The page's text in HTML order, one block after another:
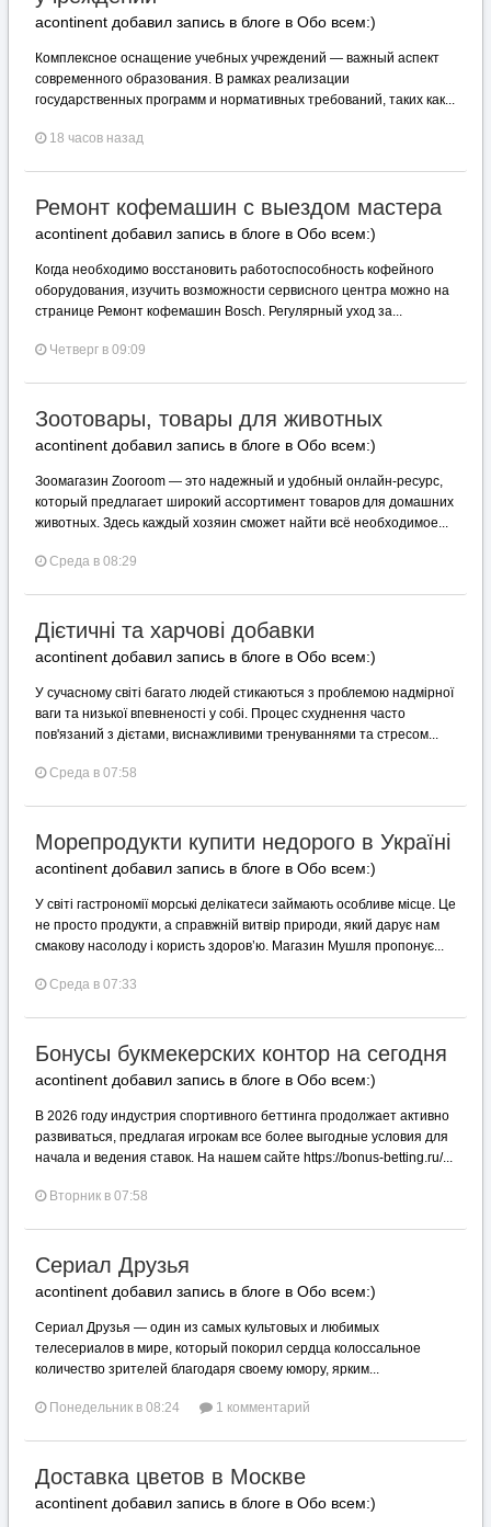
acontinent добавил запись в блоге в Обо всем:)
Комплексное оснащение учебных учреждений — важный аспект
современного образования. В рамках реализации
государственных программ и нормативных требований, таких как...
18 часов назад
Ремонт кофемашин с выездом мастера
acontinent добавил запись в блоге в Обо всем:)
Когда необходимо восстановить работоспособность кофейного
оборудования, изучить возможности сервисного центра можно на
странице Ремонт кофемашин Bosch. Регулярный уход за...
Четверг в 09:09
Зоотовары, товары для животных
acontinent добавил запись в блоге в Обо всем:)
Зоомагазин Zooroom — это надежный и удобный онлайн-ресурс,
который предлагает широкий ассортимент товаров для домашних
животных. Здесь каждый хозяин сможет найти всё необходимое...
Среда в 08:29
Дієтичні та харчові добавки
acontinent добавил запись в блоге в Обо всем:)
У сучасному світі багато людей стикаються з проблемою надмірної
ваги та низької впевненості у собі. Процес схуднення часто
пов'язаний з дієтами, виснажливими тренуваннями та стресом...
Среда в 07:58
Морепродукти купити недорого в Україні
acontinent добавил запись в блоге в Обо всем:)
У світі гастрономії морські делікатеси займають особливе місце. Це
не просто продукти, а справжній витвір природи, який дарує нам
смакову насолоду і користь здоров’ю. Магазин Мушля пропонує...
Среда в 07:33
Бонусы букмекерских контор на сегодня
acontinent добавил запись в блоге в Обо всем:)
В 2026 году индустрия спортивного беттинга продолжает активно
развиваться, предлагая игрокам все более выгодные условия для
начала и ведения ставок. На нашем сайте https://bonus-betting.ru/...
Вторник в 07:58
Сериал Друзья
acontinent добавил запись в блоге в Обо всем:)
Сериал Друзья — один из самых культовых и любимых
телесериалов в мире, который покорил сердца колоссальное
количество зрителей благодаря своему юмору, ярким...
Понедельник в 08:24 1 комментарий
Доставка цветов в Москве
acontinent добавил запись в блоге в Обо всем:)